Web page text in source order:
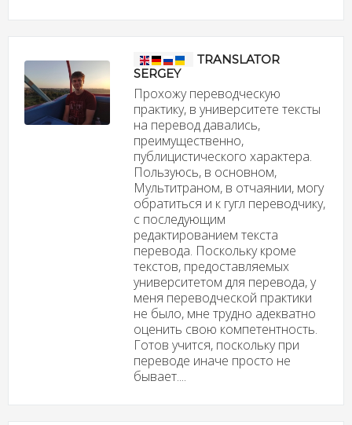
TRANSLATOR
SERGEY
Прохожу переводческую
практику, в университете тексты
на перевод давались,
преимущественно,
публицистического характера.
Пользуюсь, в основном,
Мультитраном, в отчаянии, могу
обратиться и к гугл переводчику,
с последующим
редактированием текста
перевода. Поскольку кроме
текстов, предоставляемых
университетом для перевода, у
меня переводческой практики
не было, мне трудно адекватно
оценить свою компетентность.
Готов учится, поскольку при
переводе иначе просто не
бывает....